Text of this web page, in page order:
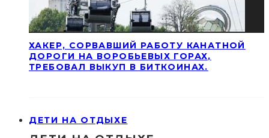
ХАКЕР, СОРВАВШИЙ РАБОТУ КАНАТНОЙ
ДОРОГИ НА ВОРОБЬЕВЫХ ГОРАХ,
ТРЕБОВАЛ ВЫКУП В БИТКОИНАХ.
ДЕТИ НА ОТДЫХЕ